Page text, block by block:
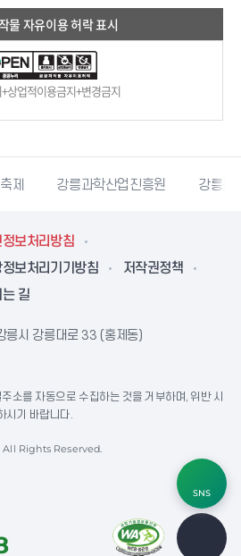
물 자유이용 허락 표시
상업적이용금지+변경금지
제 강릉과학산업진흥원 강릉문
정보처리방침
정보처리기기방침
저작권정책
길
릉시 강릉대로 33 (홍제동)
소를 자동으로 수집하는 것을 거부하며, 위반 시
시기 바랍니다.
Rights Reserved.
SNS